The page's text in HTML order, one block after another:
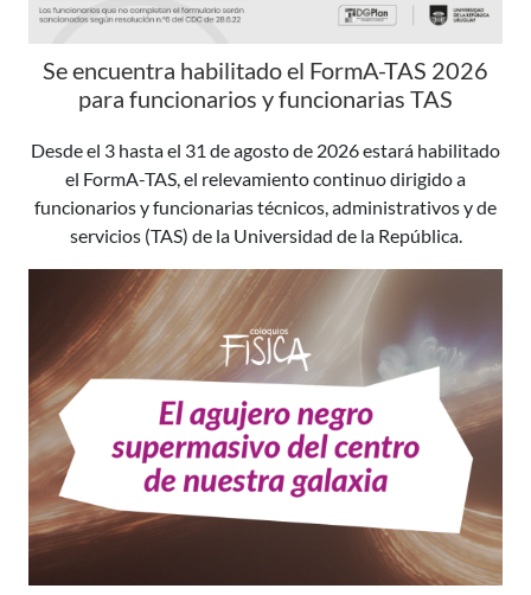
Se encuentra habilitado el FormA-TAS 2026
para funcionarios y funcionarias TAS
Desde el 3 hasta el 31 de agosto de 2026 estará habilitado
el FormA-TAS, el relevamiento continuo dirigido a
funcionarios y funcionarias técnicos, administrativos y de
servicios (TAS) de la Universidad de la República.